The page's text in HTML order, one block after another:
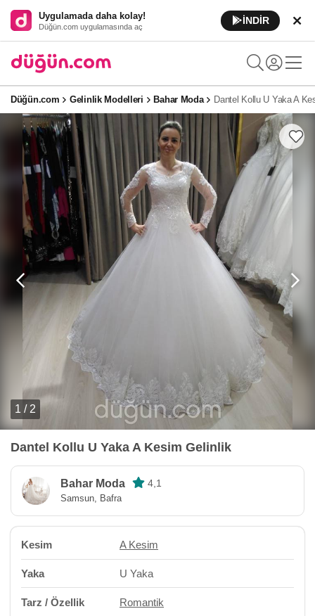
Uygulamada daha kolay!
Düğün.com uygulamasında aç
İNDİR
Düğün.com Gelinlik Modelleri Bahar Moda Dantel Kollu U Yaka A
1 / 2
Dantel Kollu U Yaka A Kesim Gelinlik
Bahar Moda 4,1
Samsun, Bafra
Kesim A Kesim
Yaka U Yaka
Tarz / Özellik Romantik